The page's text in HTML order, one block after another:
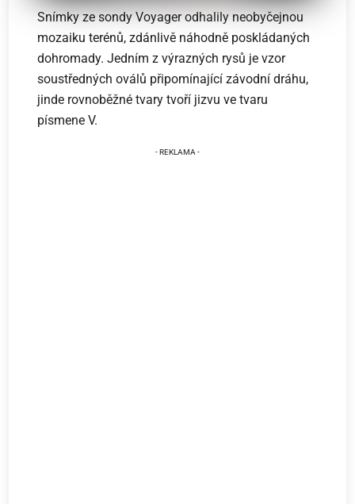
Snímky ze sondy Voyager odhalily neobyčejnou
mozaiku terénů, zdánlivě náhodně poskládaných
dohromady. Jedním z výrazných rysů je vzor
soustředných oválů připomínající závodní dráhu,
jinde rovnoběžné tvary tvoří jizvu ve tvaru
písmene V.